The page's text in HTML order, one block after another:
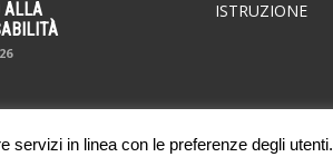
ALLA
ISTRUZIONE
servizi in linea con le preferenze degli utenti.